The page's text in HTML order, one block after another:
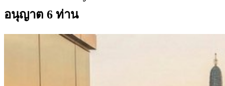
อนุญาต 6 ท่าน